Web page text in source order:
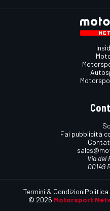
Fai pubblicità
Via del
00149
© 2026 Motorsport
Termini & CondizioniPolitica